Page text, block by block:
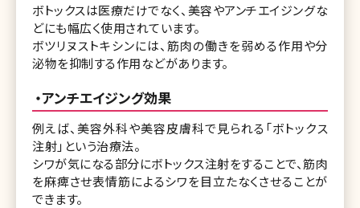
ボトックスは医療だけでなく、美容やアンチエイジングな
どにも幅広く使用されています。
ボツリヌストキシンには、筋肉の働きを弱める作用や分
泌物を抑制する作用などがあります。
・アンチエイジング効果
例えば、美容外科や美容皮膚科で見られる「ボトックス
注射」という治療法。
シワが気になる部分にボトックス注射をすることで、筋肉
を麻痺させ表情筋によるシワを目立たなくさせることが
できます。